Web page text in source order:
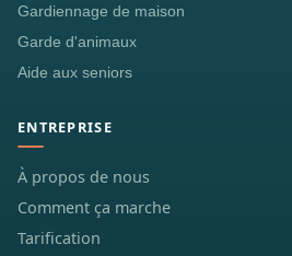
Gardiennage de maison
Garde d'animaux
Aide aux seniors
ENTREPRISE
À propos de nous
Comment ça marche
Tarification